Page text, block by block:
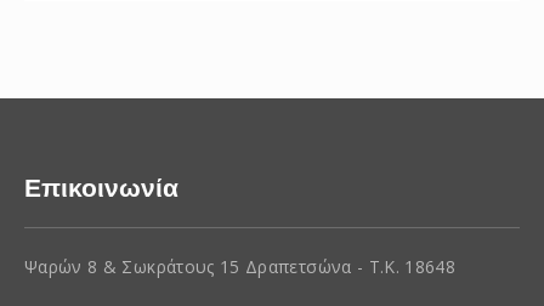
Επικοινωνία
Ψαρών 8 & Σωκράτους 15 Δραπετσώνα - Τ.Κ. 18648